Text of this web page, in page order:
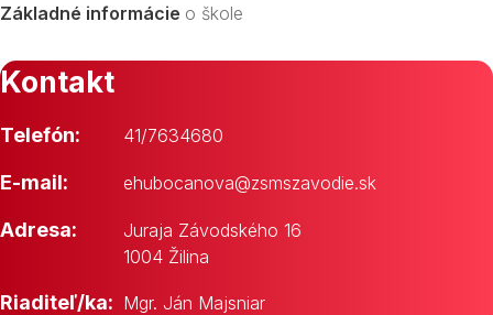
Základné informácie o škole
Kontakt
Telefón: 41/7634680
E-mail: ehubocanova@zsmszavodie.sk
Adresa:
Juraja Závodského 16
1004 Žilina
Riaditeľ/ka: Mgr. Ján Majsniar